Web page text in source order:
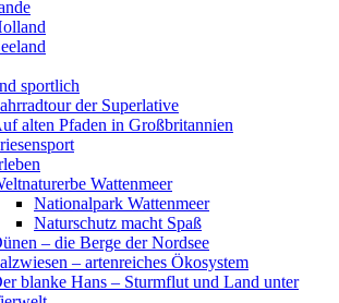
sportlich
der Superlative
alten Pfaden in Großbritannien
Wattenmeer
Nationalpark Wattenmeer
Naturschutz macht Spaß
– die Berge der Nordsee
– artenreiches Ökosystem
blanke Hans – Sturmflut und Land unter